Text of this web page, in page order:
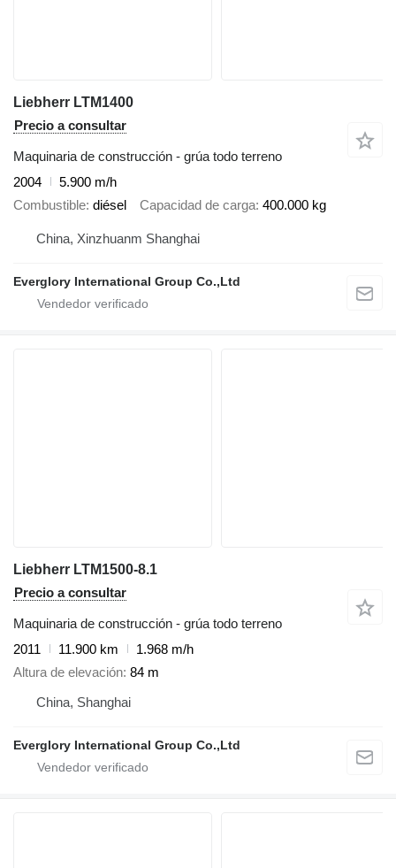
Liebherr LTM1400
Precio a consultar
Maquinaria de construcción - grúa todo terreno
2004
5.900 m/h
Combustible diésel Capacidad de carga 400.000 kg
China, Xinzhuanm Shanghai
Everglory International Group Co.,Ltd
Liebherr LTM1500-8.1
Precio a consultar
Maquinaria de construcción - grúa todo terreno
2011
11.900 km
1.968 m/h
Altura de elevación 84 m
China, Shanghai
Everglory International Group Co.,Ltd